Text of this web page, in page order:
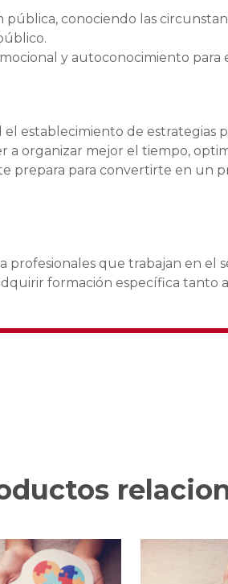
conociendo las
y autoconocimiento para
establecimiento de estrategias
a organizar mejor el tiempo,
prepara para convertirte en un
profesionales que trabajan en el
formación específica tanto